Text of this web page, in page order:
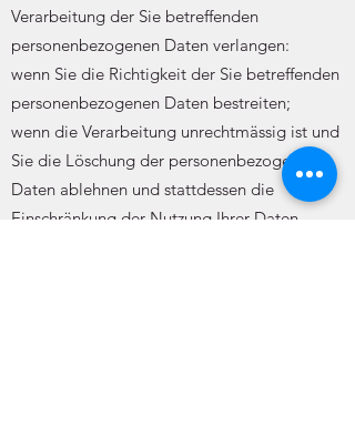
Verarbeitung der Sie betreffenden
personenbezogenen Daten verlangen:
wenn Sie die Richtigkeit der Sie betreffenden
personenbezogenen Daten bestreiten;
wenn die Verarbeitung unrechtmässig ist und
Sie die Löschung der personenbezogenen
Daten ablehnen und stattdessen die
Einschränkung der Nutzung Ihrer Daten